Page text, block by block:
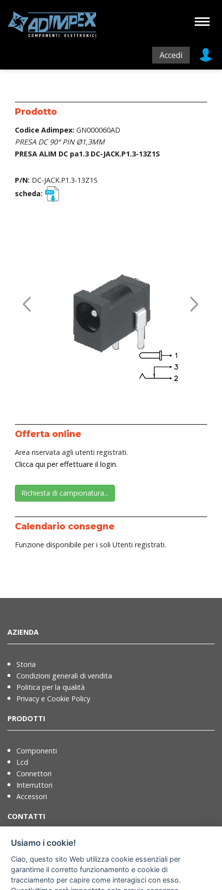
Accedi
Prodotto
Codice Adimpex: GN000060AD
PRESA DC 90° PIN Ø1,3MM
PRESA ALIM DC pa1.3 DC-JACK.P1.3-13Z1S
P/N: DC-JACK.P1.3-13Z1S
scheda:
Offerta online
Area riservata agli utenti registrati.
Clicca qui per effettuare il login.
Richiesta di campionatura...
Calendario consegne
Funzione disponibile per i soli Utenti registrati.
AZIENDA
Storia
Condizioni generali di vendita
Politica per la qualità
Privacy e Cookie Policy
PRODOTTI
Componenti
Lcd
Connettori
Interruttori
Accessori
CONTATTI
T. +39 071721091
F. +39 0717210922
info@adimpex.it
Usiamo i cookie!
Ciao, questo sito Web utilizza cookie essenziali per
garantirne il corretto funzionamento e cookie di
tracciamento per capire come interagisci con esso.